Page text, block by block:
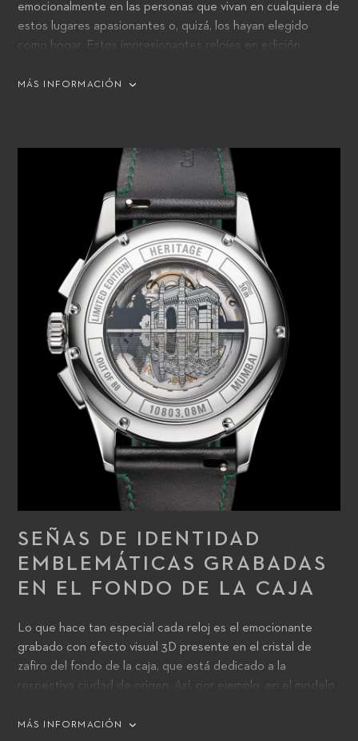
emocionalmente en las personas que vivan en cualquiera de
estos lugares apasionantes o, quizá, los hayan elegido
como hogar. Estos impresionantes relojes en edición
ciudades más magníficas del mundo, y las personas que los
MÁS INFORMACIÓN
SEÑAS DE IDENTIDAD
EMBLEMÁTICAS GRABADAS
EN EL FONDO DE LA CAJA
Lo que hace tan especial cada reloj es el emocionante
grabado con efecto visual 3D presente en el cristal de
zafiro del fondo de la caja, que está dedicado a la
respectiva ciudad de origen. Así, por ejemplo, en el modelo
es una seña de identidad local, mientras el homenaje a
MÁS INFORMACIÓN